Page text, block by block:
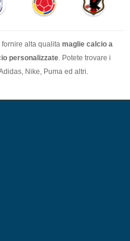
alta qualita maglie calcio a
personalizzate . Potete trovare i
Nike, Puma ed altri.
Top Coppa Mondo 2026 Team(
Portogallo etc) piu importanti
Inter Milan, etc). Top europee
Manchester United, Leicester